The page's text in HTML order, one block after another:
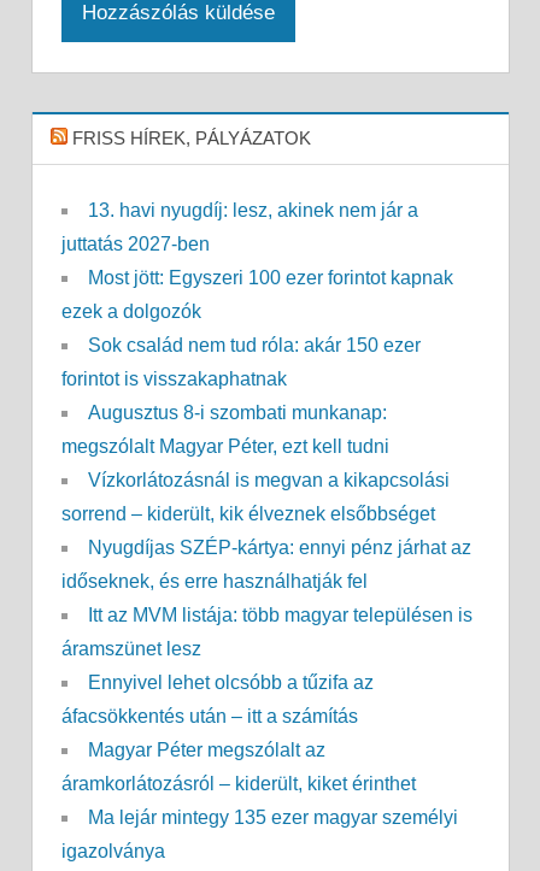
FRISS HÍREK, PÁLYÁZATOK
13. havi nyugdíj: lesz, akinek nem jár a
juttatás 2027-ben
Most jött: Egyszeri 100 ezer forintot kapnak
ezek a dolgozók
Sok család nem tud róla: akár 150 ezer
forintot is visszakaphatnak
Augusztus 8-i szombati munkanap:
megszólalt Magyar Péter, ezt kell tudni
Vízkorlátozásnál is megvan a kikapcsolási
sorrend – kiderült, kik élveznek elsőbbséget
Nyugdíjas SZÉP-kártya: ennyi pénz járhat az
időseknek, és erre használhatják fel
Itt az MVM listája: több magyar településen is
áramszünet lesz
Ennyivel lehet olcsóbb a tűzifa az
áfacsökkentés után – itt a számítás
Magyar Péter megszólalt az
áramkorlátozásról – kiderült, kiket érinthet
Ma lejár mintegy 135 ezer magyar személyi
igazolványa